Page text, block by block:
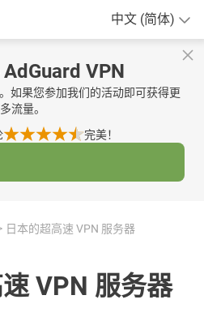
中文 (简体)
VPN
如果您参加我们的活动即可获得更
多流量。
完美！
日本的超高速 VPN 服务器
VPN 服务器